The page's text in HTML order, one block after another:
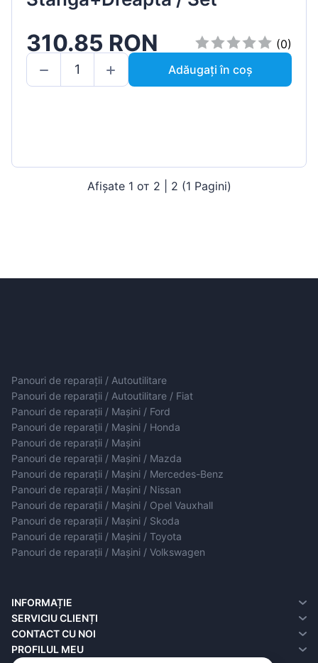
310.85 RON
(0)
Adăugați în coș
Afișate 1 от 2 | 2 (1 Pagini)
Panouri de reparații / Autoutilitare
Panouri de reparații / Autoutilitare / Fiat
Panouri de reparații / Mașini / Ford
Panouri de reparații / Mașini / Honda
Panouri de reparații / Mașini
Panouri de reparații / Mașini / Mazda
Panouri de reparații / Mașini / Mercedes-Benz
Panouri de reparații / Mașini / Nissan
Panouri de reparații / Mașini / Opel Vauxhall
Panouri de reparații / Mașini / Skoda
Panouri de reparații / Mașini / Toyota
Panouri de reparații / Mașini / Volkswagen
INFORMAȚIE
Despre noi
Informații de livrare
Politica de confidențialitate
SERVICIU CLIENȚI
contact cu noi
Reclamații
CONTACT CU NOI
PROFILUL MEU